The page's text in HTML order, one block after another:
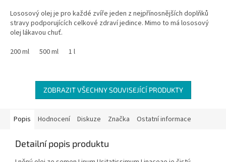
Lososový olej je pro každé zvíře jeden z nejpřínosnějších doplňků
stravy podporujících celkové zdraví jedince. Mimo to má lososový
olej lákavou chuť.
200 ml
500 ml 1 l
ZOBRAZIT VŠECHNY SOUVISEJÍCÍ PRODUKTY
Popis Hodnocení Diskuze Značka Ostatní informace
Detailní popis produktu